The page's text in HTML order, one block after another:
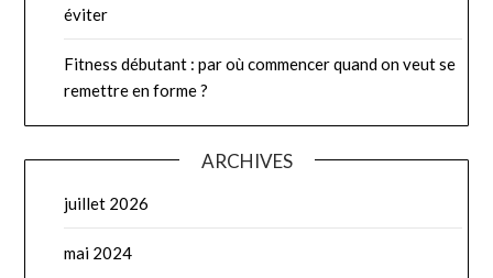
éviter
Fitness débutant : par où commencer quand on veut se
remettre en forme ?
ARCHIVES
juillet 2026
mai 2024